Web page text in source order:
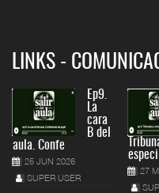
LINKS -
Ep9.
La
cara
B del
aula. Confe
25 JUN 2026
SUPER USER
especi
27